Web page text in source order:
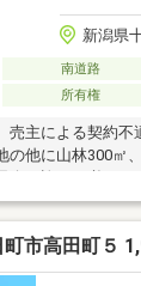
新潟県
南道路
所有権
売主による契約不
他に山林300㎡、
市高田町５